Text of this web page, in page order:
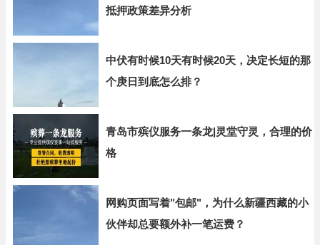
抵押政策差异分析
中伏有时候10天有时候20天，决定长短的那
个庚日到底怎么排？
青岛市殡仪服务一条龙|灵堂守灵，合理的价
格
网购页面写着"包邮"，为什么新疆西藏的小
伙伴却总要额外补一笔运费？